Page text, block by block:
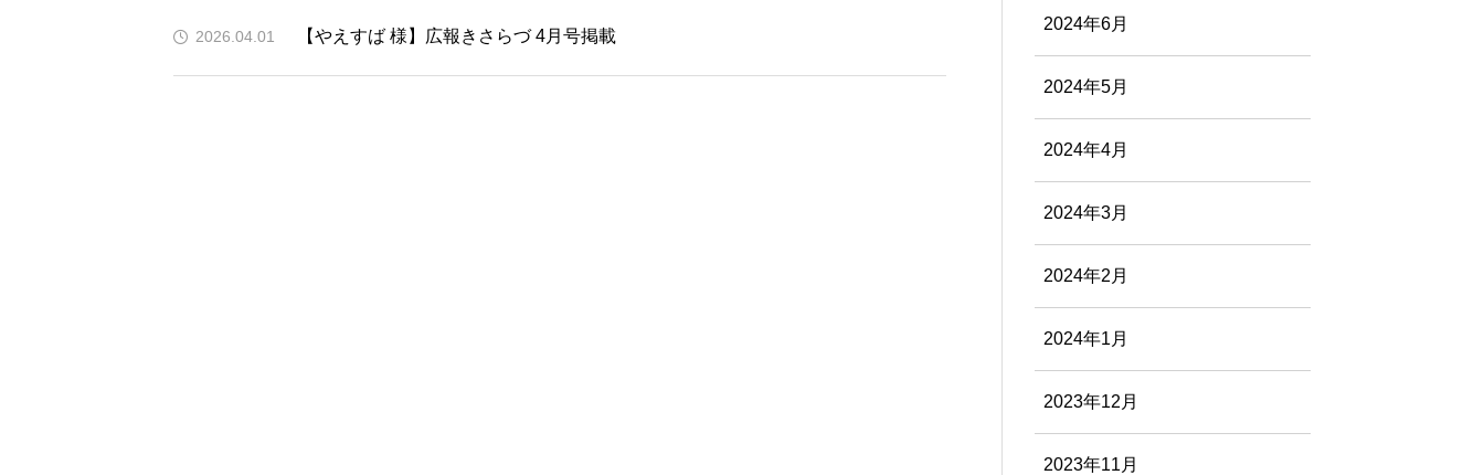
2026.04.01 【やえすば 様】広報きさらづ 4月号掲載
2024年6月
2024年5月
2024年4月
2024年3月
2024年2月
2024年1月
2023年12月
2023年11月